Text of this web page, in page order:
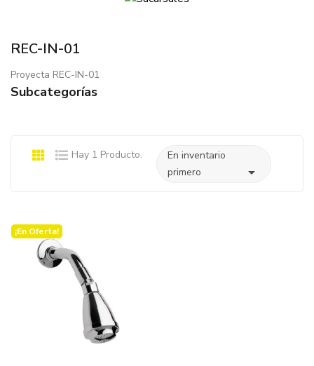
REC-IN-01
Proyecta REC-IN-01
Subcategorías
Hay 1 Producto.
En inventario
primero

¡En Oferta!